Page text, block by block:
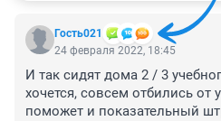
Гость021
24 февраля 2022, 18:45
И так сидят дома 2 / 3
хочется, совсем отбились от
поможет и показательный